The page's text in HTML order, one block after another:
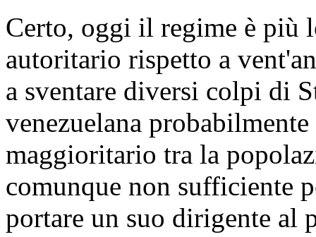
Certo, oggi il regime è più
autoritario rispetto a
a sventare diversi colpi di
venezuelana
maggioritario tra la
comunque non sufficiente
portare un suo dirigente al